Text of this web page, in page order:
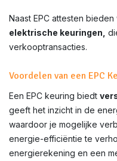
Naast EPC attesten bieden
elektrische keuringen,
verkooptransacties.
Voordelen van een EPC
Een EPC keuring biedt
geeft het inzicht in de
waardoor je mogelijke
energie-efficiëntie te
energierekening en een